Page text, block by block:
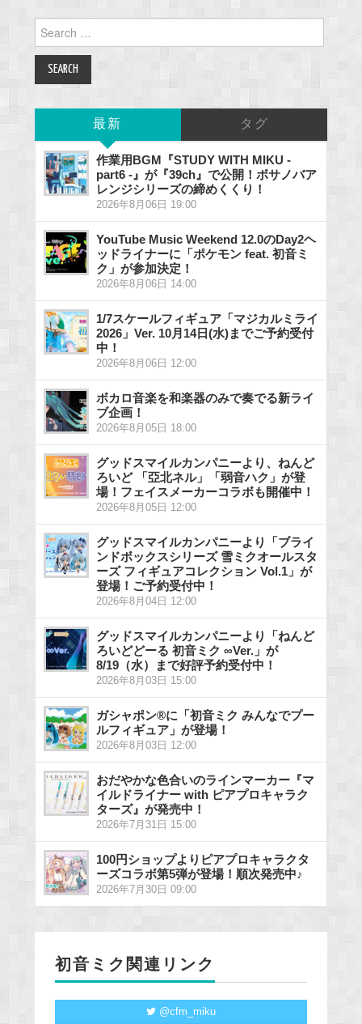
for:
最新 タグ
作業用BGM『STUDY WITH MIKU -
part6 -』が『39ch』で公開！ボサノバア
レンジシリーズの締めくくり！
2026年8月06日 19:00
YouTube Music Weekend 12.0のDay2ヘ
ッドライナーに「ポケモン feat. 初音ミ
ク」が参加決定！
2026年8月06日 14:00
1/7スケールフィギュア「マジカルミライ
2026」Ver. 10月14日(水)までご予約受付
中！
2026年8月06日 12:00
ボカロ音楽を和楽器のみで奏でる新ライ
ブ企画！
2026年8月05日 18:00
グッドスマイルカンパニーより、ねんど
ろいど 「亞北ネル」「弱音ハク」が登
場！フェイスメーカーコラボも開催中！
2026年8月05日 12:00
グッドスマイルカンパニーより「ブライ
ンドボックスシリーズ 雪ミクオールスタ
ーズ フィギュアコレクション Vol.1」が
登場！ご予約受付中！
2026年8月04日 12:00
グッドスマイルカンパニーより「ねんど
ろいどどーる 初音ミク ∞Ver.」が
8/19（水）まで好評予約受付中！
2026年8月03日 15:00
ガシャポン®に「初音ミク みんなでプー
ルフィギュア」が登場！
2026年8月03日 12:00
おだやかな色合いのラインマーカー『マ
イルドライナー with ピアプロキャラク
ターズ』が発売中！
2026年7月31日 15:00
100円ショップよりピアプロキャラクタ
ーズコラボ第5弾が登場！順次発売中♪
2026年7月30日 09:00
初音ミク関連リンク
@cfm_miku